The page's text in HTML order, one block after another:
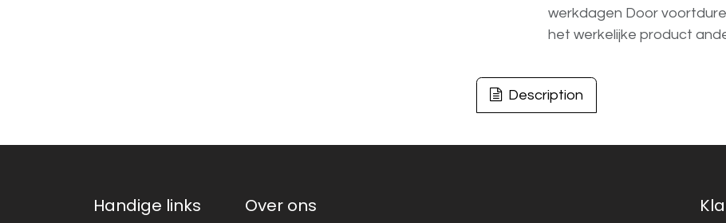
werkdagen Door
het werkelijke product
Description
Handige links Over ons